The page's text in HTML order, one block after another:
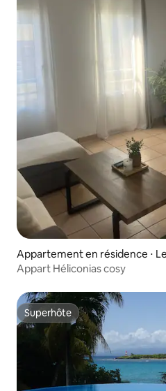
Appartement en résidence ⋅
Appart Héliconias cosy
Superhôte
Superhôte